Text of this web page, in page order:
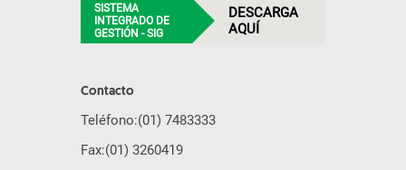
SISTEMA
INTEGRADO DE
GESTIÓN - SIG
DESCARGA
AQUÍ
Contacto
Teléfono:(01) 7483333
Fax:(01) 3260419